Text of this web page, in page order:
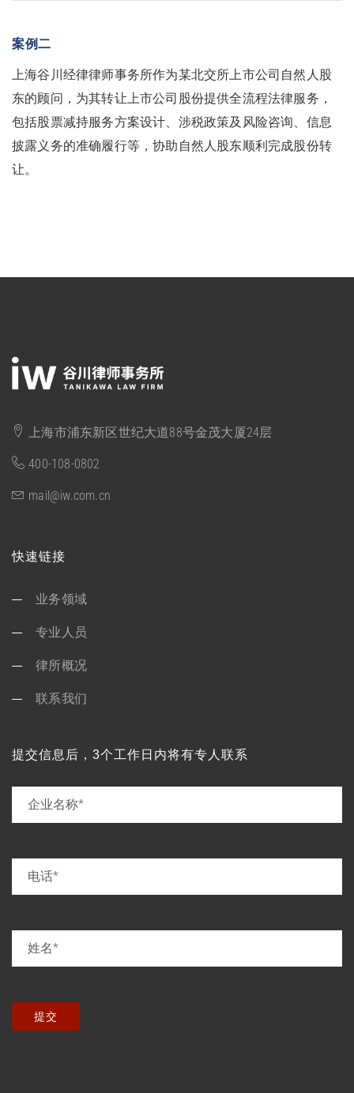
案例二
上海谷川经律律师事务所作为某北交所上市公司自然人股
东的顾问，为其转让上市公司股份提供全流程法律服务，
包括股票减持服务方案设计、涉税政策及风险咨询、信息
披露义务的准确履行等，协助自然人股东顺利完成股份转
让。
上海市浦东新区世纪大道88号金茂大厦24层
400-108-0802
mail@iw.com.cn
快速链接
业务领域
专业人员
律所概况
联系我们
提交信息后，3个工作日内将有专人联系
提交